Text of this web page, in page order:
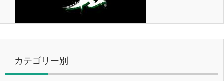
カテゴリー別